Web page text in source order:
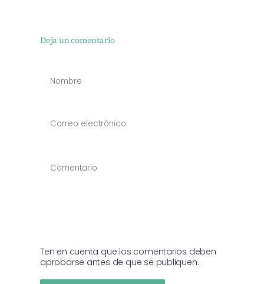
Deja un comentario
Ten en cuenta que los comentarios deben
aprobarse antes de que se publiquen.